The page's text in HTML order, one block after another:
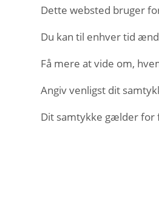
Dette websted bruger
Du kan til enhver tid
Få mere at vide om,
Angiv venligst dit
Dit samtykke gælder